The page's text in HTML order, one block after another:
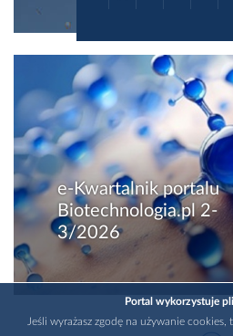
e-Kwartalnik portalu
Biotechnologia.pl 2-
3/2026
Portal wykorzystuje
Jeśli wyrażasz zgodę na używanie